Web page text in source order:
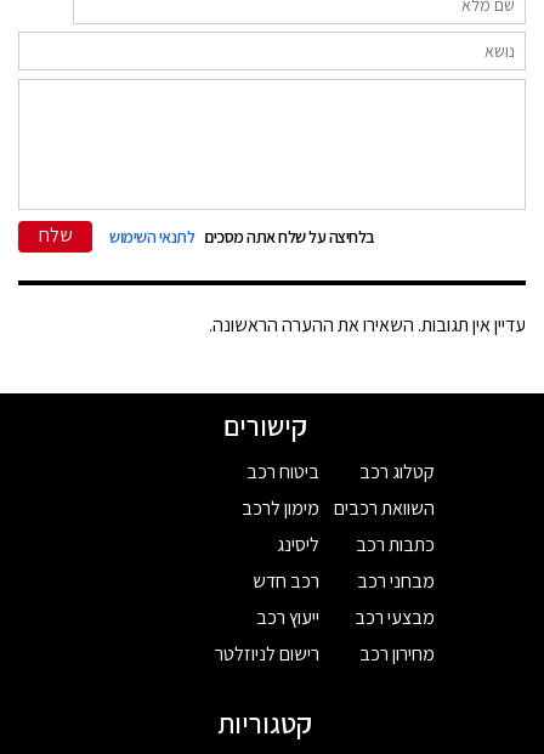
בלחיצה על שלח אתה מסכים לתנאי השימוש שלח
עדיין אין תגובות. השאירו את ההערה הראשונה.
קישורים
קטלוג רכב
השוואת רכבים
כתבות רכב
מבחני רכב
מבצעי רכב
מחירון רכב
ביטוח רכב
מימון לרכב
ליסינג
רכב חדש
ייעוץ רכב
רישום לניוזלטר
קטגוריות